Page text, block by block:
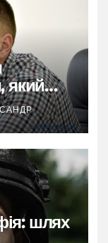
який
в
шлях